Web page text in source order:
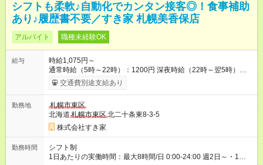
シフトも柔軟♪自動化でカンタン接客◎！食事補助
あり♪履歴書不要／すき家 札幌美香保店
アルバイト 職種未経験OK
給与
時給1,075円～
通常時給（5時～22時）：1200円 深夜時給（22時～翌5時）：
1500円 高校生時給：1075円 【特別手当】早朝手当（5：00-9：
00）時給+150円 【試用期間】試用期間あり 試用期間の長さ：1
30日（※条件変更なし）ですが、切り上げで一ヶ月とさせてい
ただきます。 研修制度あり：15時間(研修中も同時給）
交通費別途支給あり
勤務地
札幌市東区
北海道 札幌市東区北二十条東8-3-5
株式会社すき家
勤務時間
シフト制
1日あたりの実働時間：最大8時間/日 0:00-24:00 週2日～・1日